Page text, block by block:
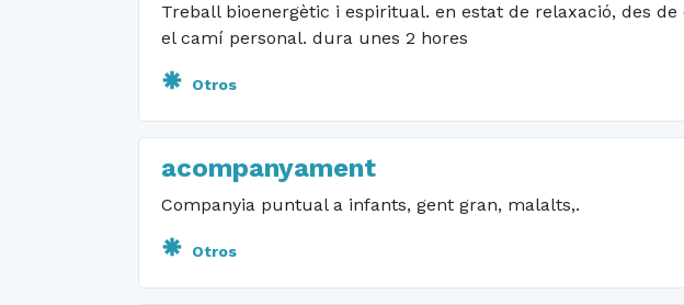
Treball bioenergètic i espiritual. en estat de relaxació, des
el camí personal. dura unes 2 hores
Otros
acompanyament
Companyia puntual a infants, gent gran, malalts,.
Otros